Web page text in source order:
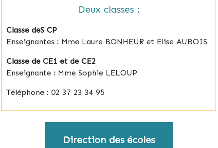
Deux classes :
Classe deS CP
Enseignantes : Mme Laure BONHEUR et Elise AUBOIS
Classe de CE1 et de CE2
Enseignante : Mme Sophie LELOUP
Téléphone : 02 37 23 34 95
Direction des écoles